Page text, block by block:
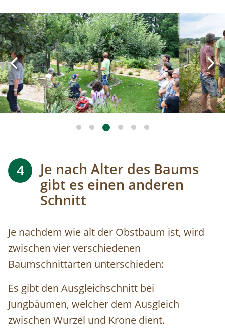
Image Image
4
Je nach Alter des Baums
gibt es einen anderen
Schnitt
Je nachdem wie alt der Obstbaum ist, wird
zwischen vier verschiedenen
Baumschnittarten unterschieden:
Es gibt den Ausgleichschnitt bei
Jungbäumen, welcher dem Ausgleich
zwischen Wurzel und Krone dient.